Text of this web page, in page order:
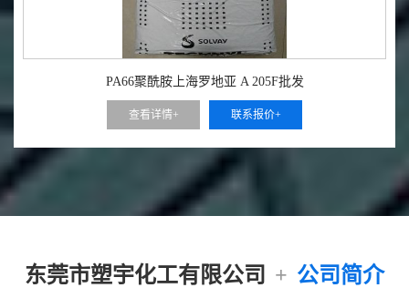
PA66聚酰胺上海罗地亚 A 205F批发
查看详情+ 联系报价+
东莞市塑宇化工有限公司 + 公司简介